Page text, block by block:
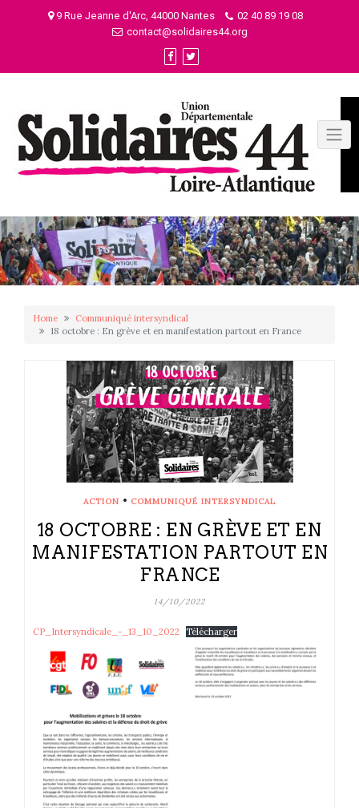
9 Rue Jeanne d'Arc, 44000 Nantes
02 40 89 19 08
contact@solidaires44.org
Home
Communiqué intersyndical
18 octobre : En grève et en manifestation partout en France
ACTION • COMMUNIQUÉ INTERSYNDICAL
18 OCTOBRE : EN GRÈVE ET EN
MANIFESTATION PARTOUT EN
FRANCE
14/10/2022
CP_Intersyndicale_-_13_10_2022 Télécharger